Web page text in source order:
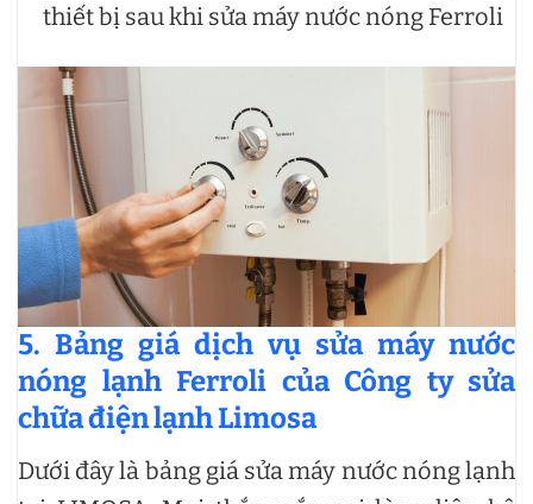
thiết bị sau khi sửa máy nước nóng Ferroli
5. Bảng giá dịch vụ sửa máy nước
nóng lạnh Ferroli của Công ty sửa
chữa điện lạnh Limosa
Dưới đây là bảng giá sửa máy nước nóng lạnh